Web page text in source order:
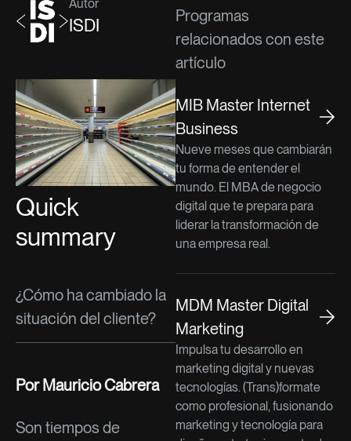
Autor
ISDI
Quick
summary
¿Cómo ha cambiado la
situación del cliente?
Por Mauricio Cabrera
Son tiempos de
Programas
relacionados con este
artículo
MIB Master Internet
Business
Nueve meses que cambiarán
tu forma de entender el
mundo. El MBA de negocio
digital que te prepara para
liderar la transformación de
una empresa real.
MDM Master Digital
Marketing
Impulsa tu desarrollo en
marketing digital y nuevas
tecnologías. (Trans)formate
como profesional, fusionando
marketing y tecnología para